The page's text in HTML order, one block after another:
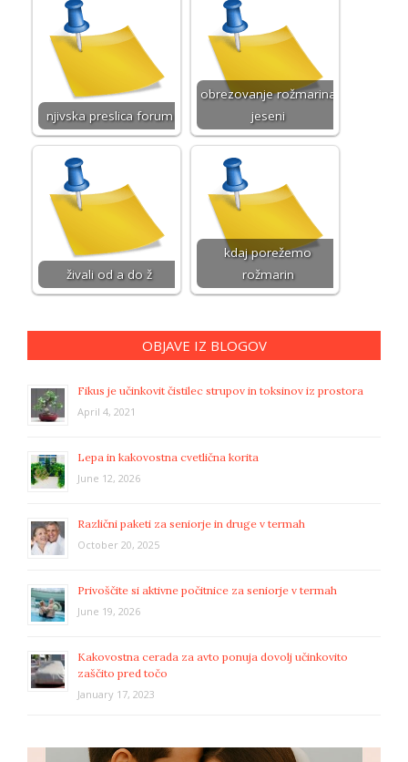
njivska preslica forum
obrezovanje rožmarina
jeseni
živali od a do ž
kdaj porežemo
rožmarin
OBJAVE IZ BLOGOV
Fikus je učinkovit čistilec strupov in toksinov iz prostora
April 4, 2021
Lepa in kakovostna cvetlična korita
June 12, 2026
Različni paketi za seniorje in druge v termah
October 20, 2025
Privoščite si aktivne počitnice za seniorje v termah
June 19, 2026
Kakovostna cerada za avto ponuja dovolj učinkovito
zaščito pred točo
January 17, 2023